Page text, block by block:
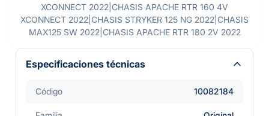
XCONNECT 2022|CHASIS APACHE RTR 160 4V
XCONNECT 2022|CHASIS STRYKER 125 NG 2022|CHASIS
MAX125 SW 2022|CHASIS APACHE RTR 180 2V 2022
Especificaciones técnicas
Código 10082184